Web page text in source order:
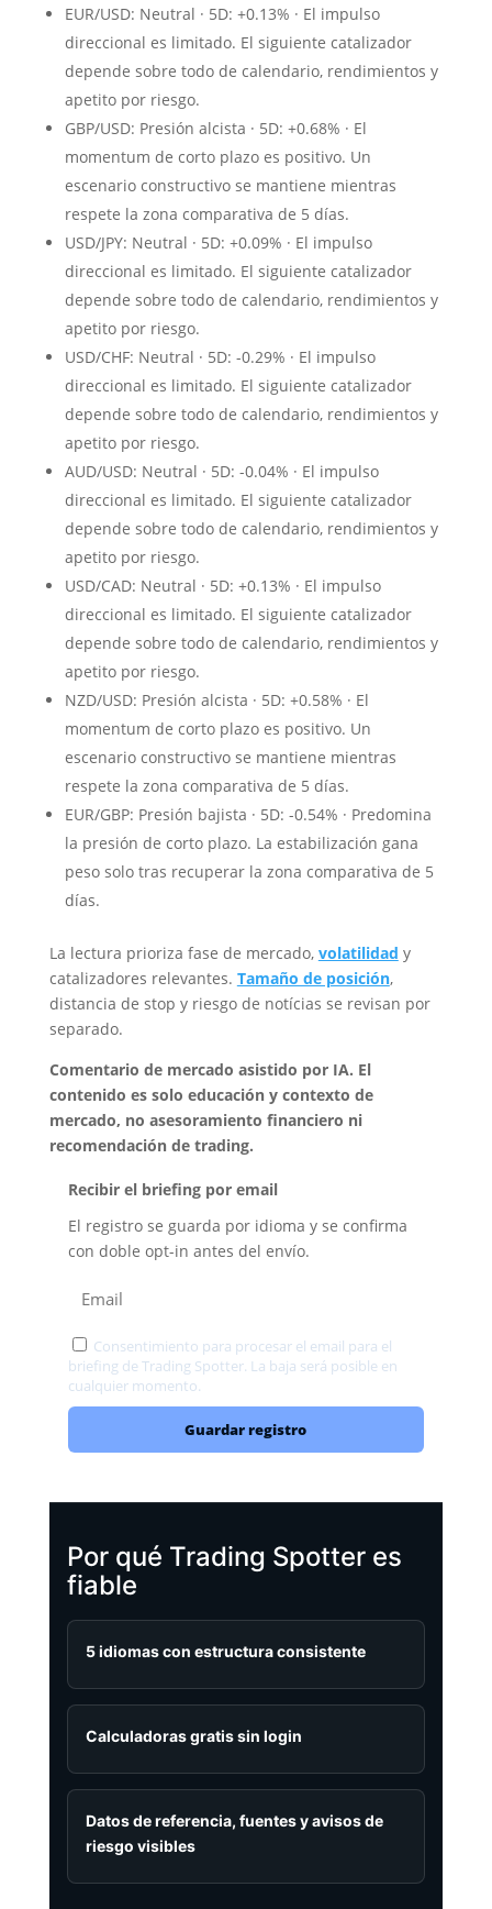
EUR/USD: Neutral · 5D: +0.13% · El impulso
direccional es limitado. El siguiente catalizador
depende sobre todo de calendario, rendimientos y
apetito por riesgo.
GBP/USD: Presión alcista · 5D: +0.68% · El
momentum de corto plazo es positivo. Un
escenario constructivo se mantiene mientras
respete la zona comparativa de 5 días.
USD/JPY: Neutral · 5D: +0.09% · El impulso
direccional es limitado. El siguiente catalizador
depende sobre todo de calendario, rendimientos y
apetito por riesgo.
USD/CHF: Neutral · 5D: -0.29% · El impulso
direccional es limitado. El siguiente catalizador
depende sobre todo de calendario, rendimientos y
apetito por riesgo.
AUD/USD: Neutral · 5D: -0.04% · El impulso
direccional es limitado. El siguiente catalizador
depende sobre todo de calendario, rendimientos y
apetito por riesgo.
USD/CAD: Neutral · 5D: +0.13% · El impulso
direccional es limitado. El siguiente catalizador
depende sobre todo de calendario, rendimientos y
apetito por riesgo.
NZD/USD: Presión alcista · 5D: +0.58% · El
momentum de corto plazo es positivo. Un
escenario constructivo se mantiene mientras
respete la zona comparativa de 5 días.
EUR/GBP: Presión bajista · 5D: -0.54% · Predomina
la presión de corto plazo. La estabilización gana
peso solo tras recuperar la zona comparativa de 5
días.
La lectura prioriza fase de mercado, volatilidad y
catalizadores relevantes. Tamaño de posición,
distancia de stop y riesgo de notícias se revisan por
separado.
Comentario de mercado asistido por IA. El
contenido es solo educación y contexto de
mercado, no asesoramiento financiero ni
recomendación de trading.
Recibir el briefing por email
El registro se guarda por idioma y se confirma
con doble opt-in antes del envío.
Consentimiento para procesar el email para el
briefing de Trading Spotter. La baja será posible en
cualquier momento.
Guardar registro
Por qué Trading Spotter es
fiable
5 idiomas con estructura consistente
Calculadoras gratis sin login
Datos de referencia, fuentes y avisos de
riesgo visibles